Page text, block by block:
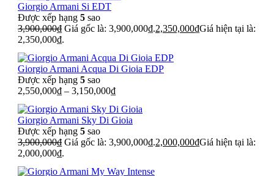
Giorgio Armani Si EDT
Được xếp hạng 5 sao
3,900,000₫ Giá gốc là: 3,900,000₫.2,350,000₫Giá hiện tại là:
2,350,000₫.
Giorgio Armani Acqua Di Gioia EDP
Được xếp hạng 5 sao
2,550,000₫ – 3,150,000₫
Giorgio Armani Sky Di Gioia
Được xếp hạng 5 sao
3,900,000₫ Giá gốc là: 3,900,000₫.2,000,000₫Giá hiện tại là:
2,000,000₫.